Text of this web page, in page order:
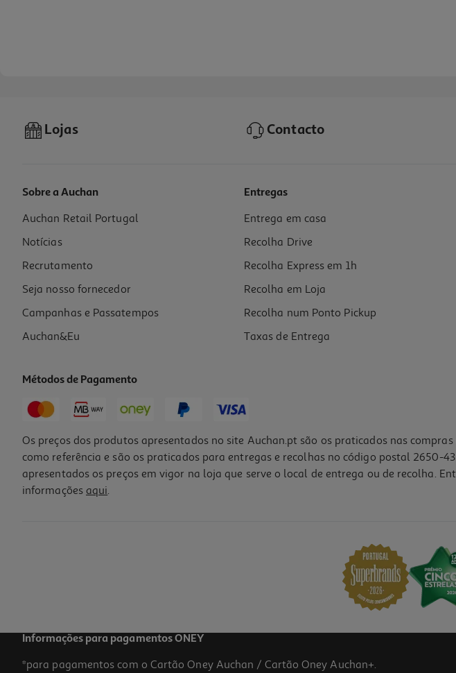
Mini Hub Usb-C Qilive 600192487 6 Em 1 Q.3487
19.99 €/un
19,99 €
Lojas Contacto
Sobre a Auchan
Auchan Retail Portugal
Notícias
Recrutamento
Seja nosso fornecedor
Campanhas e Passatempos
Auchan&Eu
Entregas
Entrega em casa
Recolha Drive
Recolha Express em 1h
Recolha em Loja
Recolha num Ponto Pickup
Taxas de Entrega
Métodos de Pagamento
Os preços dos produtos apresentados no site Auchan.pt são os praticados nas
como referência e são os praticados para entregas e recolhas no código postal 2650-
apresentados os preços em vigor na loja que serve o local de entrega ou de recolha.
informações aqui.
Informações para pagamentos ONEY
*para pagamentos com o Cartão Oney Auchan / Cartão Oney Auchan+.